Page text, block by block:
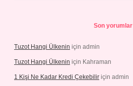
Son yorumlar
Tuzot Hangi Ülkenin için admin
Tuzot Hangi Ülkenin için Kahraman
1 Kişi Ne Kadar Kredi Çekebilir için admin